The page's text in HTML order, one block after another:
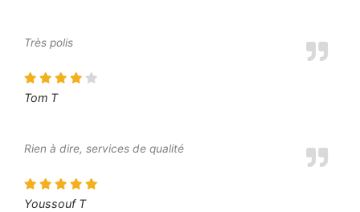
Très polis
Tom T
Rien à dire, services de qualité
Youssouf T